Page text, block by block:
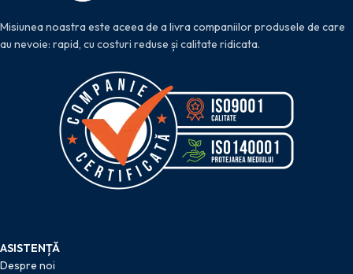
Misiunea noastra este aceea de a livra companiilor produsele de care
au nevoie: rapid, cu costuri reduse și calitate ridicata.
ASISTENȚĂ
Despre noi